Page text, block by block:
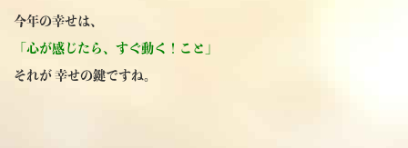
今年の幸せは、
「心が感じたら、すぐ動く！こと」
それが 幸せの鍵ですね。